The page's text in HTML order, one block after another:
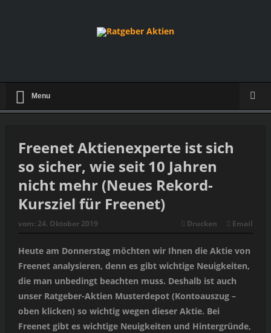
Menu
Freenet Aktienexperte ist sich
so sicher, wie seit 10 Jahren
nicht mehr (Neues Rekord-
Kursziel für Freenet)
vom: 24. Oktober 2019 Drucken Email
Heute am Donnerstag möchten wir Ihnen die Aktie von
Freenet analysieren, denn es gibt wichtige Neuigkeiten,
die man unbedingt beachten muss. Deshalb ist auch
unser Ratgeber-Aktien Musterdepot (Kontoauszug –
oben klicken) so wichtig wegen dieser Aktie. Bei
Freenet gibt es wichtige Neuigkeiten und Hintergründe,